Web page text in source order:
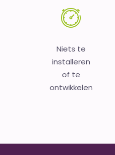
Niets te
installeren
of te
ontwikkelen